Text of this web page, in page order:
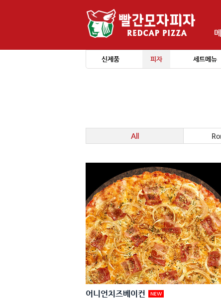
신제품 피자 세트메뉴
All
어니언치즈베이컨 NEW